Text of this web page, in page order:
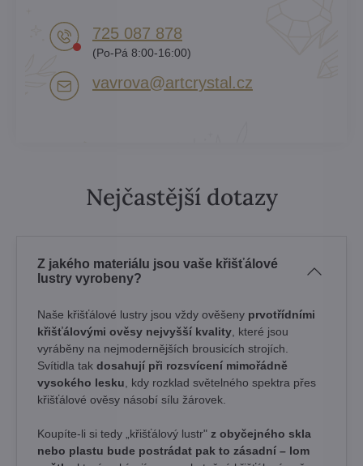
725 087 878​
(Po-Pá 8:00-16:00)
vavrova​@artcrystal​.cz
Nejčastější dotazy
Z jakého materiálu jsou vaše křišťálové
lustry vyrobeny?
Naše křišťálové lustry jsou vždy ověšeny prvotřídními
křišťálovými ověsy nejvyšší kvality , které jsou
vyráběny na nejmodernějších brousicích strojích.
Svítidla tak dosahují při rozsvícení mimořádně
vysokého lesku , kdy rozklad světelného spektra přes
křišťálové ověsy násobí sílu žárovek. ​
Koupíte-li si tedy „křišťálový lustr" z obyčejného skla
nebo plastu bude postrádat pak to zásadní – lom